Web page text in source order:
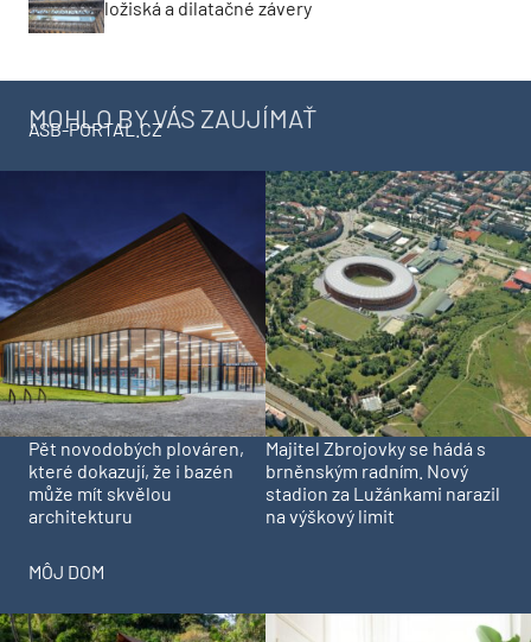
ložiská a dilatačné závery
MOHLO BY VÁS ZAUJÍMAŤ
ASB-PORTAL.CZ
Pět novodobých plováren,
které dokazují, že i bazén
může mít skvělou
architekturu
Majitel Zbrojovky se hádá s
brněnským radním. Nový
stadion za Lužánkami narazil
na výškový limit
MÔJ DOM